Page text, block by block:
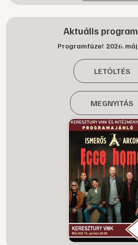
Aktuális
Programfüzet 2026.
LETÖLTÉS
MEGNYITÁS